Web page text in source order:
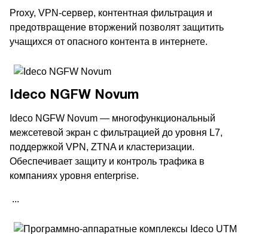
Proxy, VPN-сервер, контентная фильтрация и
предотвращение вторжений позволят защитить
учащихся от опасного контента в интернете.
Ideco NGFW Novum
Ideco NGFW Novum — многофункциональный
межсетевой экран с фильтрацией до уровня L7,
поддержкой VPN, ZTNA и кластеризации.
Обеспечивает защиту и контроль трафика в
компаниях уровня enterprise.
...